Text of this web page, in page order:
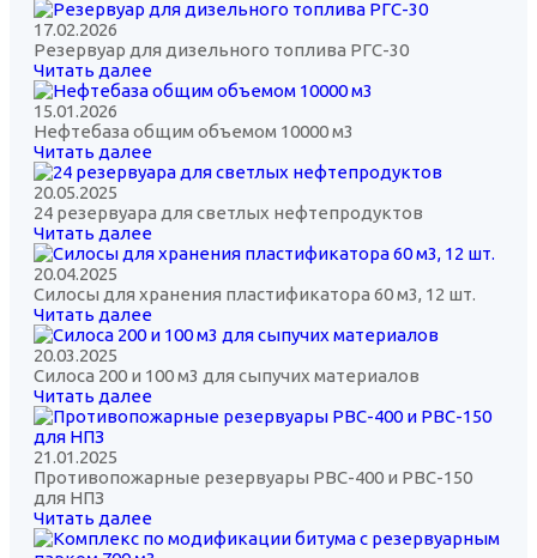
17.02.2026
Резервуар для дизельного топлива РГС-30
Читать далее
15.01.2026
Нефтебаза общим объемом 10000 м3
Читать далее
20.05.2025
24 резервуара для светлых нефтепродуктов
Читать далее
20.04.2025
Силосы для хранения пластификатора 60 м3, 12 шт.
Читать далее
20.03.2025
Силоса 200 и 100 м3 для сыпучих материалов
Читать далее
21.01.2025
Противопожарные резервуары РВС-400 и РВС-150
для НПЗ
Читать далее